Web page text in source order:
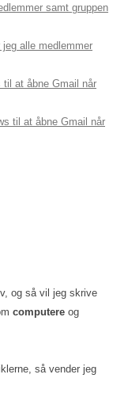
samt gruppen
jeg alle medlemmer
til at åbne Gmail når
til at åbne Gmail når
og så vil jeg skrive
computere og
så vender jeg